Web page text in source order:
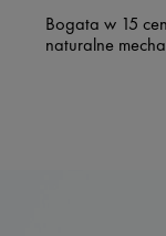
Bogata w 15
naturalne